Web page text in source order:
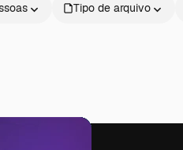
Tipo de arquivo